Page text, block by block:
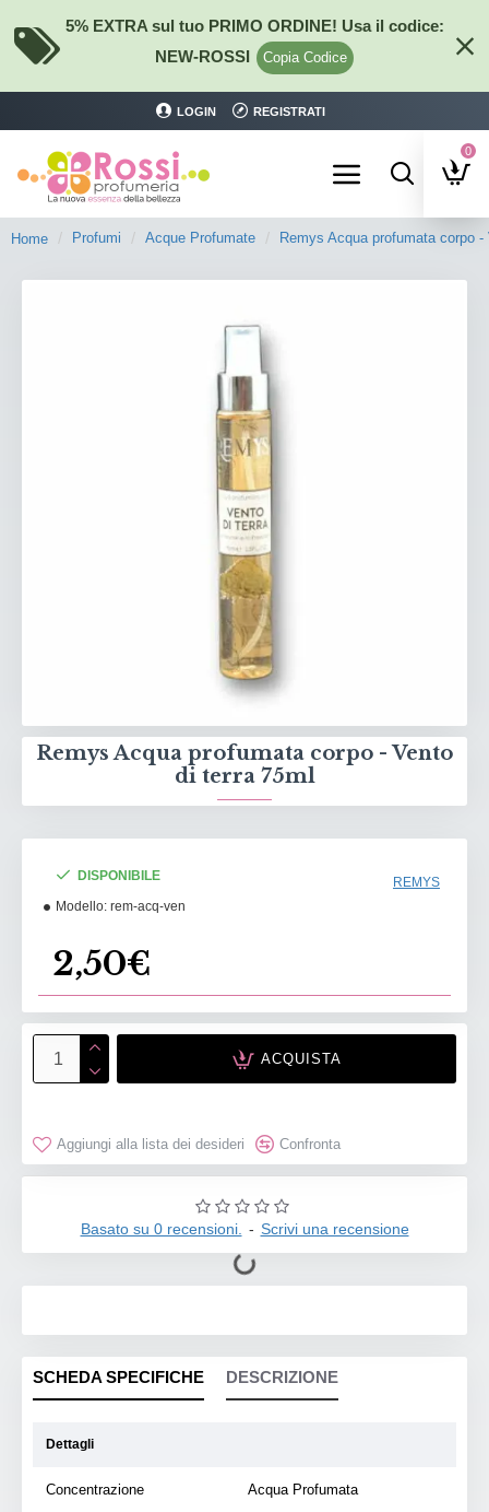
5% EXTRA sul tuo PRIMO ORDINE! Usa il codice:
NEW-ROSSI
Copia Codice
LOGIN REGISTRATI
0
Home Profumi Acque Profumate Remys Acqua profumata corpo -
Remys Acqua profumata corpo - Vento
di terra 75ml
Basato su 0 recensioni. - Scrivi una recensione
2,50€
DISPONIBILE
Modello: rem-acq-ven
REMYS
ACQUISTA
Aggiungi alla lista dei desideri Confronta
SCHEDA SPECIFICHE DESCRIZIONE
Dettagli
Concentrazione Acqua Profumata